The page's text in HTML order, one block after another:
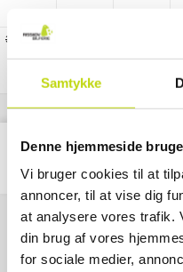
Samtykke
Denne hjemmeside
Vi bruger cookies til at
annoncer, til at vise dig
at analysere vores trafik.
din brug af vores
for sociale medier,
31
Classic
Kontakt os